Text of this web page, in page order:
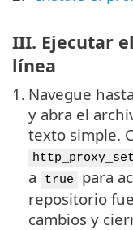
III. Ejecutar
línea
1. Navegue hasta
y abra el
texto simple.
a true
para
repositorio
cambios y